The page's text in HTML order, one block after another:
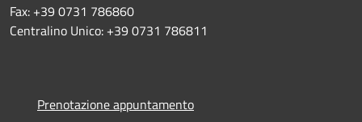
Fax: +39 0731 786860
Centralino Unico: +39 0731 786811
Prenotazione appuntamento